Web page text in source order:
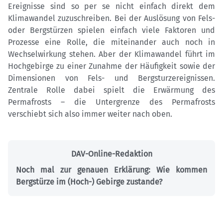
Ereignisse sind so per se nicht einfach direkt dem
Klimawandel zuzuschreiben. Bei der Auslösung von Fels-
oder Bergstürzen spielen einfach viele Faktoren und
Prozesse eine Rolle, die miteinander auch noch in
Wechselwirkung stehen. Aber der Klimawandel führt im
Hochgebirge zu einer Zunahme der Häufigkeit sowie der
Dimensionen von Fels- und Bergsturzereignissen.
Zentrale Rolle dabei spielt die Erwärmung des
Permafrosts – die Untergrenze des Permafrosts
verschiebt sich also immer weiter nach oben.
DAV-Online-Redaktion
Noch mal zur genauen Erklärung: Wie kommen
Bergstürze im (Hoch-) Gebirge zustande?